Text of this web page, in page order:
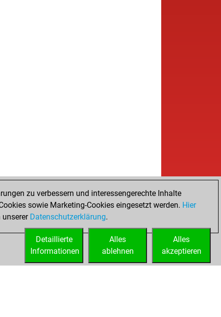
zu verbessern und interessengerechte Inhalte
sowie Marketing-Cookies eingesetzt werden. Hier
unserer Datenschutzerklärung.
Alles
akzeptieren
Alles
ablehnen
Detaillierte
Informationen